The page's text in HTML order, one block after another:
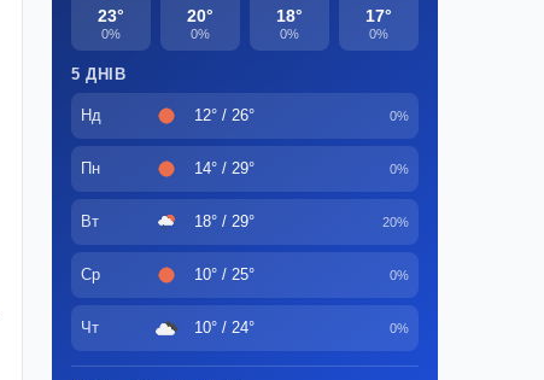
23°
0%
20°
0%
18°
0%
17°
0%
5 ДНІВ
Нд 12° / 26° 0%
Пн 14° / 29° 0%
Вт 18° / 29° 20%
Ср 10° / 25° 0%
Чт 10° / 24° 0%